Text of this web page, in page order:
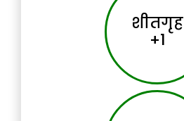
शीतगृह
+1